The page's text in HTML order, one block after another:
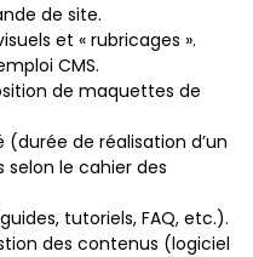
de site.
et « rubricages ».
CMS.
de maquettes de
de réalisation d’un
le cahier des
tutoriels, FAQ, etc.).
des contenus (logiciel